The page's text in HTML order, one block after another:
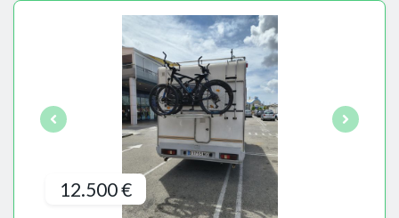
12.500 €